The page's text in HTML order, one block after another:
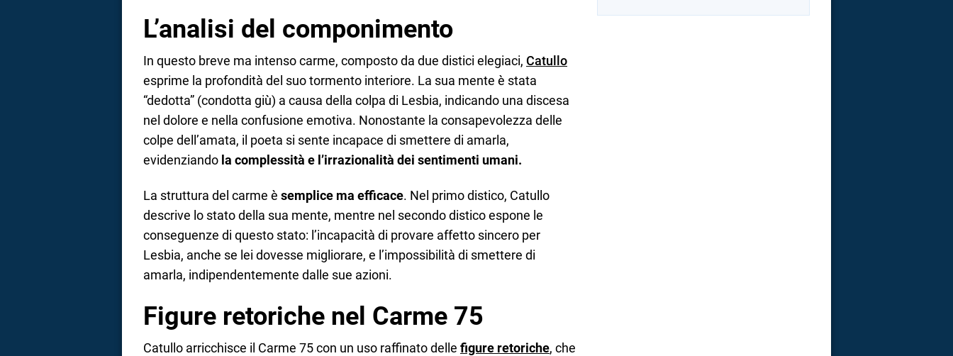
L’analisi del componimento
In questo breve ma intenso carme, composto da due distici elegiaci, Catullo
esprime la profondità del suo tormento interiore. La sua mente è stata
“dedotta” (condotta giù) a causa della colpa di Lesbia, indicando una discesa
nel dolore e nella confusione emotiva. Nonostante la consapevolezza delle
colpe dell’amata, il poeta si sente incapace di smettere di amarla,
evidenziando la complessità e l’irrazionalità dei sentimenti umani.
La struttura del carme è semplice ma efficace. Nel primo distico, Catullo
descrive lo stato della sua mente, mentre nel secondo distico espone le
conseguenze di questo stato: l’incapacità di provare affetto sincero per
Lesbia, anche se lei dovesse migliorare, e l’impossibilità di smettere di
amarla, indipendentemente dalle sue azioni.
Figure retoriche nel Carme 75
Catullo arricchisce il Carme 75 con un uso raffinato delle figure retoriche, che